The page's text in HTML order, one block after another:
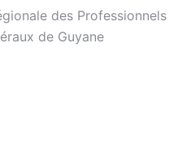
des Professionnels
de Guyane